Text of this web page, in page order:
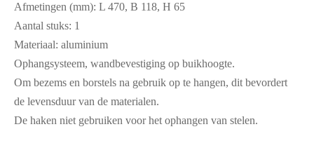
Afmetingen (mm): L 470, B 118, H 65
Aantal stuks: 1
Materiaal: aluminium
Ophangsysteem, wandbevestiging op buikhoogte.
Om bezems en borstels na gebruik op te hangen, dit bevordert
de levensduur van de materialen.
De haken niet gebruiken voor het ophangen van stelen.